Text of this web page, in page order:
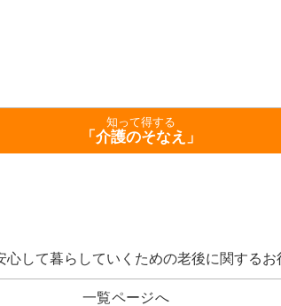
知って得する
「介護のそなえ」
して暮らしていくための老後に関するお
一覧ページへ